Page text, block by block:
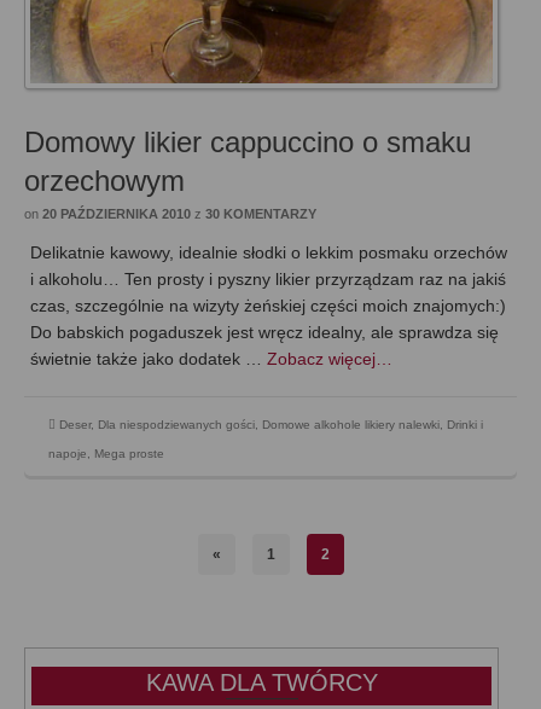
Domowy likier cappuccino o smaku
orzechowym
on 20 PAŹDZIERNIKA 2010 z 30 KOMENTARZY
Delikatnie kawowy, idealnie słodki o lekkim posmaku orzechów
i alkoholu… Ten prosty i pyszny likier przyrządzam raz na jakiś
czas, szczególnie na wizyty żeńskiej części moich znajomych:)
Do babskich pogaduszek jest wręcz idealny, ale sprawdza się
świetnie także jako dodatek … Zobacz więcej…
Deser, Dla niespodziewanych gości Domowe alkohole likiery nalewki Drinki i
napoje Mega proste
« 1 2
KAWA DLA TWÓRCY